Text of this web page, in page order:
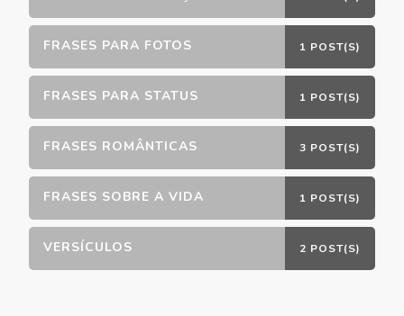
FRASES PARA FOTOS 1 POST(S)
FRASES PARA STATUS 1 POST(S)
FRASES ROMÂNTICAS 3 POST(S)
FRASES SOBRE A VIDA 1 POST(S)
VERSÍCULOS 2 POST(S)